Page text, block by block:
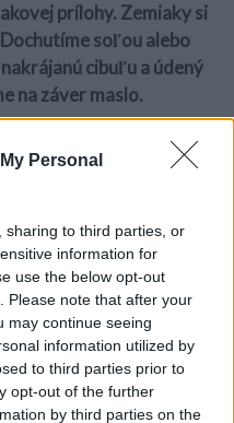
Personal
sharing to third parties, or
information for
use the below opt-out
Please note that after your
may continue seeing
information utilized by
to third parties prior to
opt-out of the further
by third parties on the
prílohy. Zemiaky si
soľou alebo
cibuľu a údený
na záver maslo.
a pridáme do nej hotovú
a ešte posypeme
tanier spolu s kuracími
Dobrú chuť!
obed alebo večera pre
recept aj s vašimi